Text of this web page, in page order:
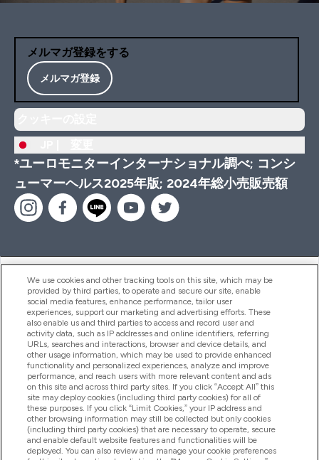
メルマガ登録をする
メルマガ登録
*ユーロモニターインターナショナル調べ; コンシ
ューマーヘルス2025年版; 2024年総小売販売額
ヘルプ＆ガイド
商品について
会社概要
特典＆ポイント
We use cookies and other tracking tools on this site, which may be
provided by third parties, to operate and secure our site, enable
social media features, enhance performance, tailor user
experiences, support our marketing and advertising efforts. These
also enable us and third parties to access and record user and
activity data, such as IP addresses and online identifiers, referring
URLs, searches and interactions, browser and device details, and
other usage information, which may be used to provide enhanced
functionality and personalized experiences, analyze and improve
performance, and reach users with more relevant content and ads
on this site and across third party sites. If you click “Accept All” this
site may deploy cookies (including third party cookies) for all of
these purposes. If you click “Limit Cookies,” your IP address and
other browsing information may still be collected but only cookies
(including third party cookies) that are necessary to operate, secure
and enable default website features and functionalities will be
deployed. You can also review and manage your cookie preferences